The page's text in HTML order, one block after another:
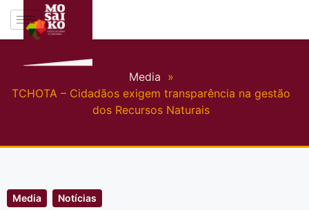
Media »
TCHOTA – Cidadãos exigem transparência na gestão
dos Recursos Naturais
Media Notícias